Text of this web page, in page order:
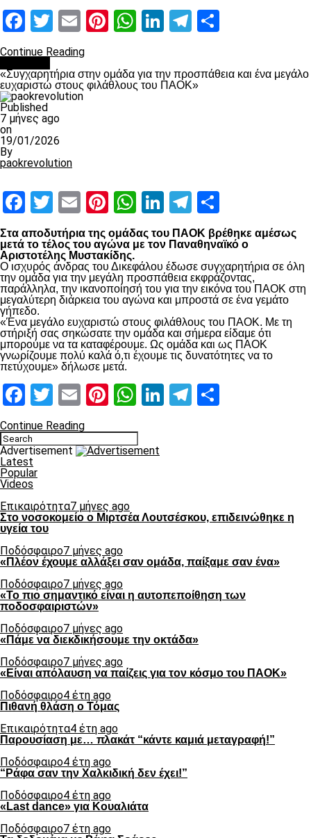
Facebook
Twitter
EmailPinterest
WhatsApp
LinkedIn
Telegram
Continue Reading
«Συγχαρητήρια στην ομάδα για την προσπάθεια και ένα μεγάλο
ευχαριστώ στους φιλάθλους του ΠΑΟΚ»
Published
7 μήνες ago
on
19/01/2026
By
paokrevolution
Facebook
Twitter
EmailPinterest
WhatsApp
LinkedIn
Telegram
Στα αποδυτήρια της ομάδας του ΠΑΟΚ βρέθηκε αμέσως
μετά το τέλος του αγώνα με τον Παναθηναϊκό ο
Αριστοτέλης Μυστακίδης.
Ο ισχυρός άνδρας του Δικεφάλου έδωσε συγχαρητήρια σε όλη
την ομάδα για την μεγάλη προσπάθεια εκφράζοντας,
παράλληλα, την ικανοποίησή του για την εικόνα του ΠΑΟΚ στη
μεγαλύτερη διάρκεια του αγώνα και μπροστά σε ένα γεμάτο
γήπεδο.
«Ένα μεγάλο ευχαριστώ στους φιλάθλους του ΠΑΟΚ. Με τη
στήριξή σας σηκώσατε την ομάδα και σήμερα είδαμε ότι
μπορούμε να τα καταφέρουμε. Ως ομάδα και ως ΠΑΟΚ
γνωρίζουμε πολύ καλά ό,τι έχουμε τις δυνατότητες να το
πετύχουμε» δήλωσε μετά.
Facebook
Twitter
EmailPinterest
WhatsApp
LinkedIn
Telegram
Continue Reading
Advertisement
Latest
Popular
Videos
Επικαιρότητα7 μήνες ago
Στο νοσοκομείο ο Μιρτσέα Λουτσέσκου, επιδεινώθηκε η
υγεία του
Ποδόσφαιρο7 μήνες ago
«Πλέον έχουμε αλλάξει σαν ομάδα, παίξαμε σαν ένα»
Ποδόσφαιρο7 μήνες ago
«Το πιο σημαντικό είναι η αυτοπεποίθηση των
ποδοσφαιριστών»
Ποδόσφαιρο7 μήνες ago
«Πάμε να διεκδικήσουμε την οκτάδα»
Ποδόσφαιρο7 μήνες ago
«Είναι απόλαυση να παίζεις για τον κόσμο του ΠΑΟΚ»
Ποδόσφαιρο4 έτη ago
Πιθανή θλάση ο Τόμας
Επικαιρότητα4 έτη ago
Παρουσίαση με… πλακάτ “κάντε καμιά μεταγραφή!”
Ποδόσφαιρο4 έτη ago
“Ράφα σαν την Χαλκιδική δεν έχει!”
Ποδόσφαιρο4 έτη ago
«Last dance» για Κουαλιάτα
Ποδόσφαιρο7 έτη ago